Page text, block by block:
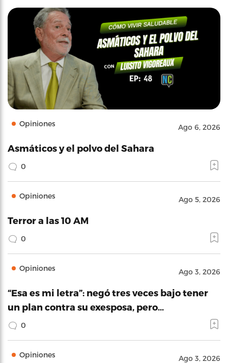
Opiniones Ago 6, 2026
Asmáticos y el polvo del Sahara
0
Opiniones Ago 5, 2026
Terror a las 10 AM
0
Opiniones Ago 3, 2026
“Esa es mi letra”: negó tres veces bajo tener
un plan contra su exesposa, pero…
0
Opiniones Ago 3, 2026